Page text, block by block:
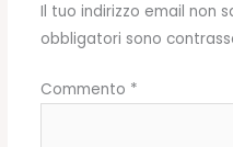
Il tuo indirizzo email non
obbligatori sono
Commento *